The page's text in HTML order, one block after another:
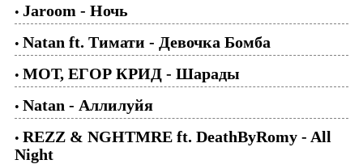
• Jaroom - Ночь
• Natan ft. Тимати - Девочка Бомба
• МОТ, ЕГОР КРИД - Шарады
• Natan - Аллилуйя
• REZZ & NGHTMRE ft. DeathByRomy - All
Night